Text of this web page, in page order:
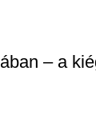
– a